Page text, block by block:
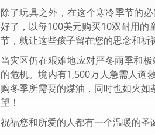
除了玩具之外，在这个寒冷季节的
好了，以每100美元购买10双耐用的
节，就让这些孩子留在您的思念和祈
当灾区仍在艰难地应对严冬雨季和
的危机。境内有1,500万人急需人道
购冬季所需要的煤油，同时也如火
望！
祝福您和所爱的人都有一个温暖的圣